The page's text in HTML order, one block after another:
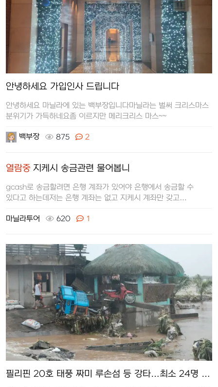
안녕하세요 가입인사 드립니다
안녕하세요 마닐라에 있는 백부장입니다마닐라는 벌써 크리스마스
분위기가 가득하네요좀 이르지만 메리크리스 마스~~
백부장 875 2
열람중 지케시 송금관련 물어봅니
gcash로 송금할려면 은행 계좌가 있어야 은행에서 송금할 수
있다고 하는데저는 은행 계좌는 없고 지케시 계좌만 갖고
마닐라투어
620 1
필리핀 20호 태풍 짜미 루손섬 등 강타…최소 24명 …